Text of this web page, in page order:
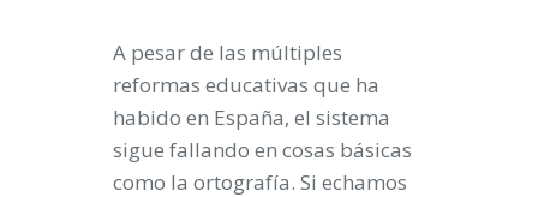
A pesar de las múltiples
reformas educativas que ha
habido en España, el sistema
sigue fallando en cosas básicas
como la ortografía. Si echamos